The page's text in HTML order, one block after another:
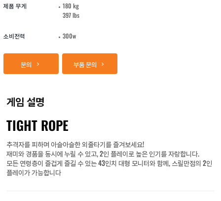
제품 무게
180 kg
397 lbs
소비전력 300w
문의 부품 문의
게임 설명
TIGHT ROPE
추격자를 피하며 아슬아슬한 외줄타기를 즐겨보세요!
재미와 경품을 동시에 누릴 수 있고, 2인 플레이로 높은 인기를 자랑합니다.
모든 연령층이 즐겁게 즐길 수 있는 43인치 대형 모니터와 함께, 스릴만점의 2인
플레이가 가능합니다